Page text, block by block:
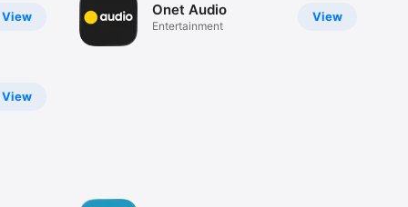
View
View
View
Onet Audio
Entertainment